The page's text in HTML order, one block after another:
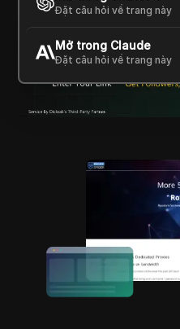
Đặt câu hỏi về trang này
Mở trong Claude
Đặt câu hỏi về trang này
và ưu tú.